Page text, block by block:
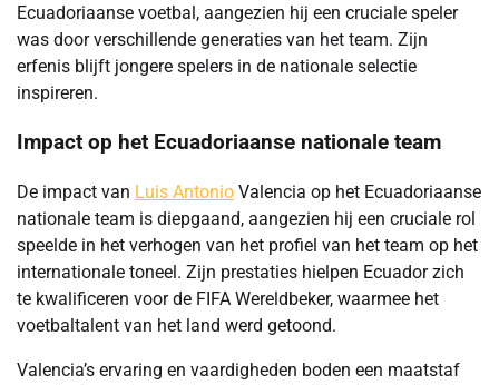
Ecuadoriaanse voetbal, aangezien hij een cruciale speler
was door verschillende generaties van het team. Zijn
erfenis blijft jongere spelers in de nationale selectie
inspireren.
Impact op het Ecuadoriaanse nationale team
De impact van Luis Antonio Valencia op het Ecuadoriaanse
nationale team is diepgaand, aangezien hij een cruciale rol
speelde in het verhogen van het profiel van het team op het
internationale toneel. Zijn prestaties hielpen Ecuador zich
te kwalificeren voor de FIFA Wereldbeker, waarmee het
voetbaltalent van het land werd getoond.
Valencia’s ervaring en vaardigheden boden een maatstaf